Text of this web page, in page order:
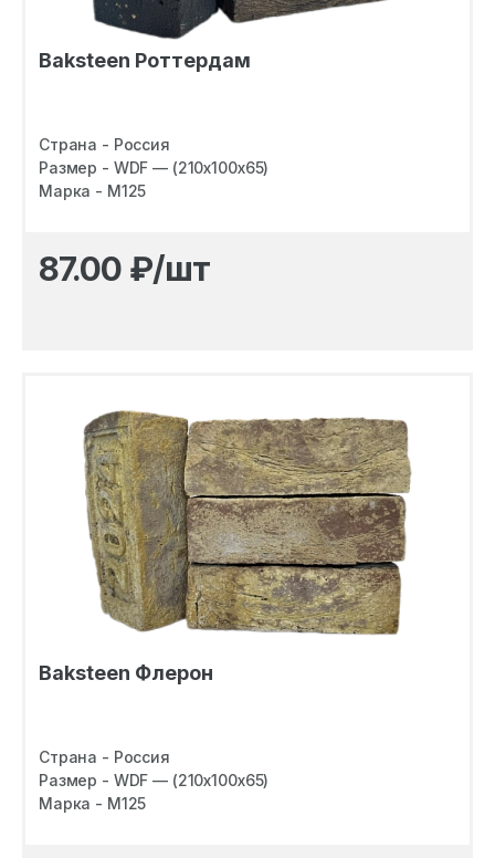
Baksteen Роттердам
Страна - Россия
Размер - WDF — (210х100х65)
Марка - M125
87.00 ₽/шт
Baksteen Флерон
Страна - Россия
Размер - WDF — (210х100х65)
Марка - M125